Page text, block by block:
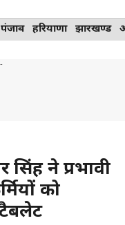
पंजाब हरियाणा झारखण्ड
ने प्रभावी
को